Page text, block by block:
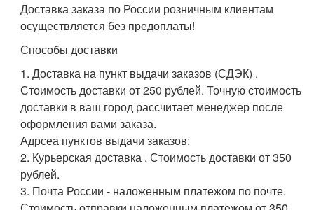
Доставка заказа по России розничным клиентам
осуществляется без предоплаты!
Способы доставки
1. Доставка на пункт выдачи заказов (СДЭК) .
Стоимость доставки от 250 рублей. Точную стоимость
доставки в ваш город рассчитает менеджер после
оформления вами заказа.
Адрсеа пунктов выдачи заказов:
2. Курьерская доставка . Стоимость доставки от 350
рублей.
3. Почта России - наложенным платежом по почте.